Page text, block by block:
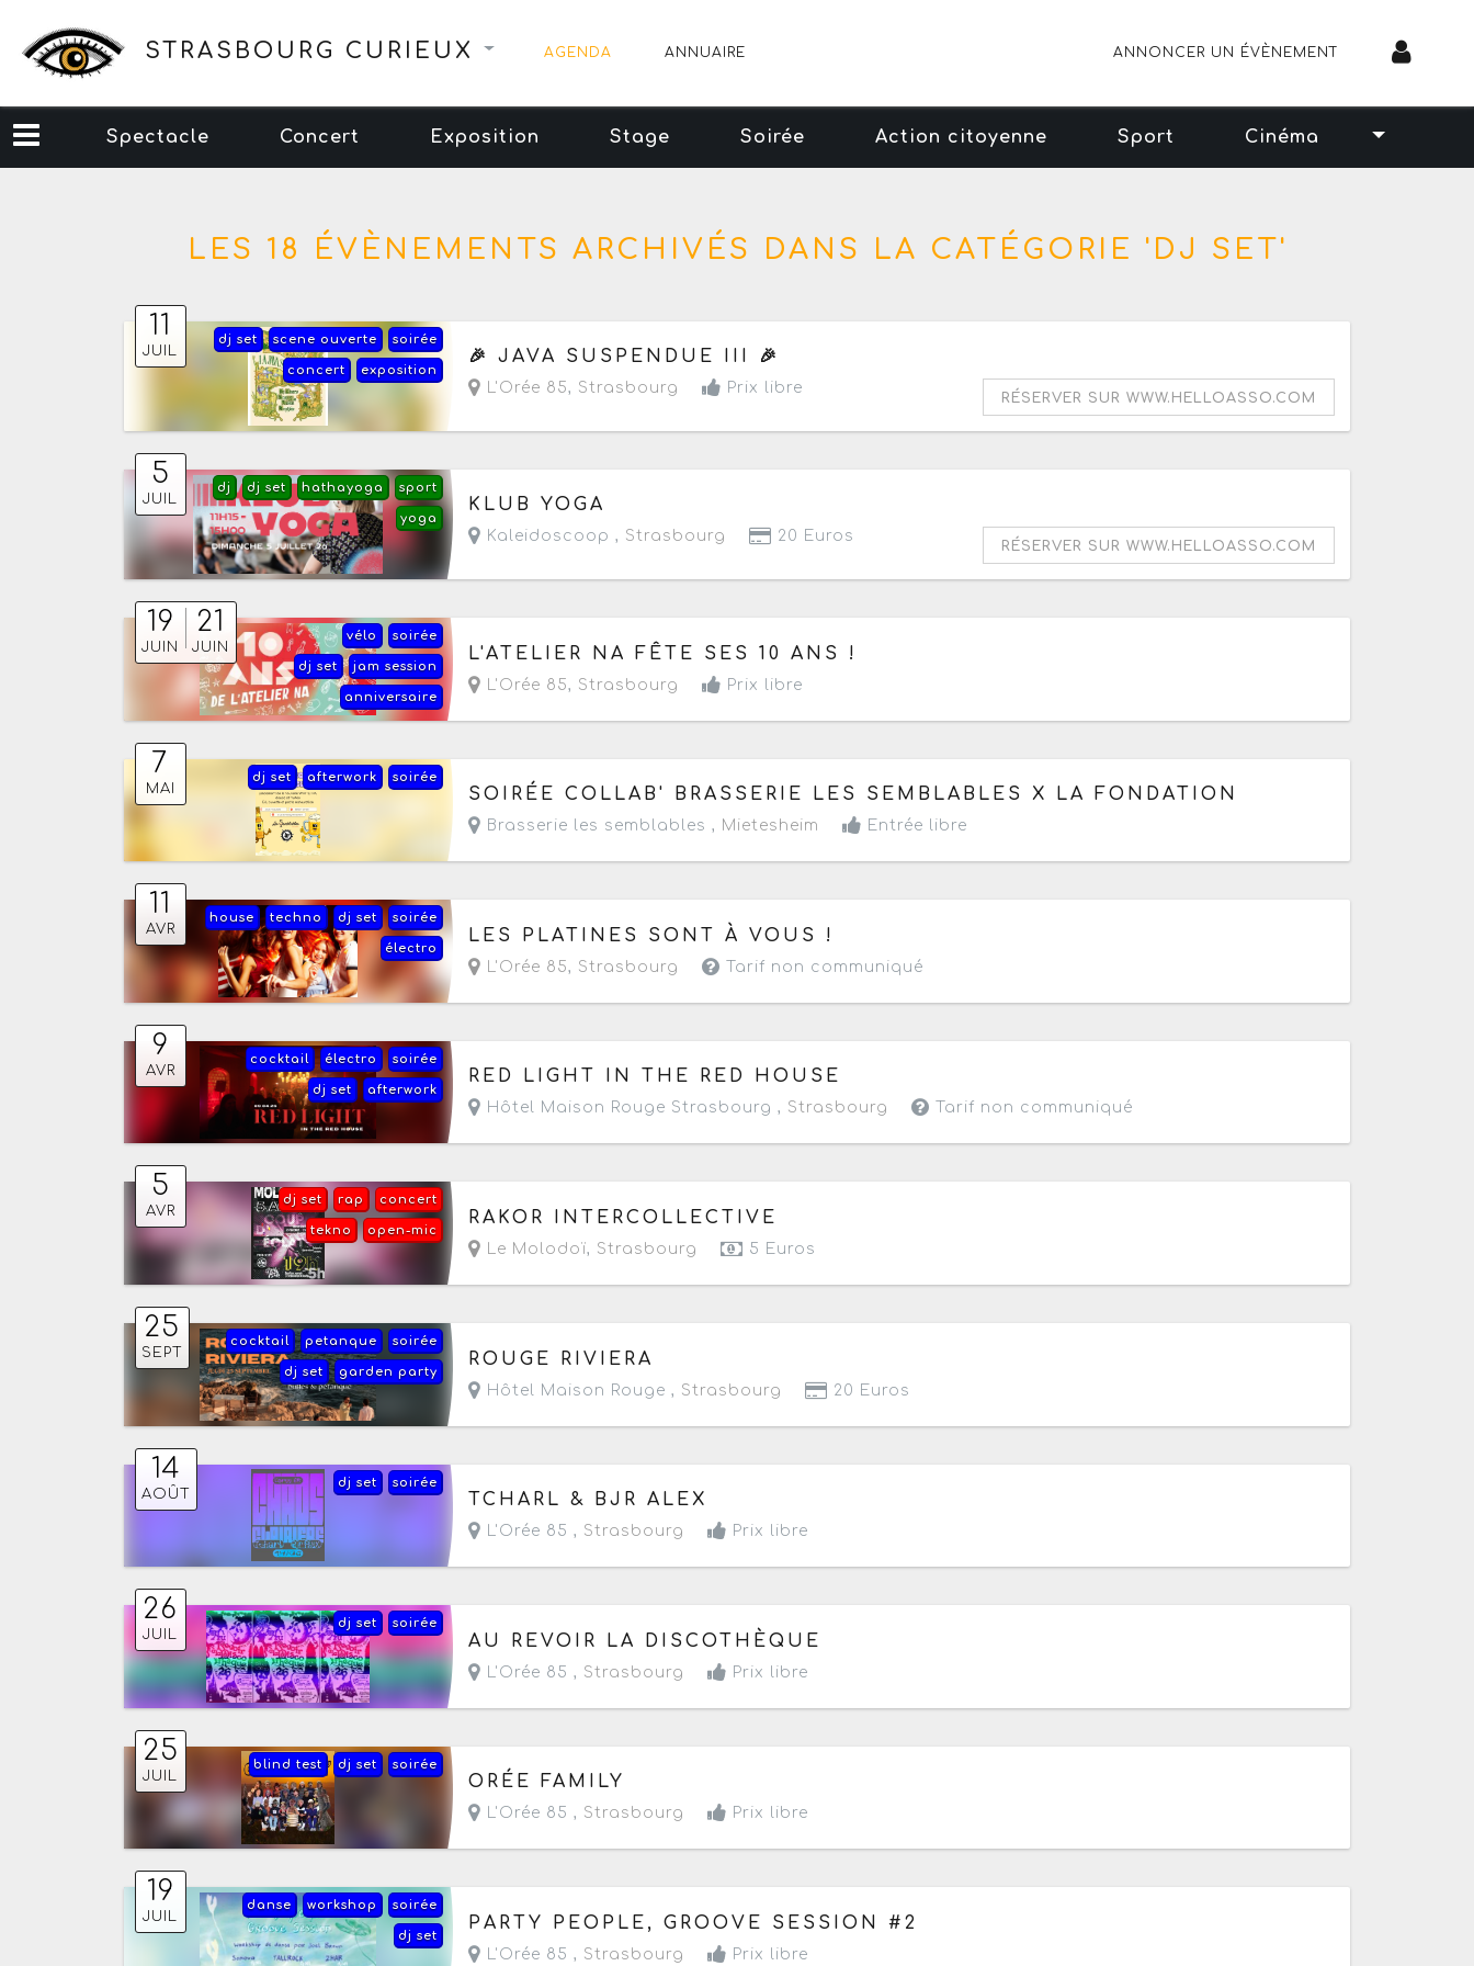
STRASBOURG CURIEUX AGENDA ANNUAIRE ANNONCER UN ÉVÈNEMENT
Spectacle Concert Exposition Stage Soirée Action citoyenne Sport Cinéma
LES 18 ÉVÈNEMENTS ARCHIVÉS DANS LA CATÉGORIE 'DJ SET'
11
JUIL
soirée
scene ouverte
dj set
exposition
concert
Le samedi 11 juillet 2026 de 15h à 01h
🎉 JAVA SUSPENDUE III 🎉
L'Orée 85, Strasbourg Prix libre
RÉSERVER SUR WWW.HELLOASSO.COM
5
JUIL
sport
hathayoga
dj set
dj
yoga
Le dimanche 5 juillet 2026
KLUB YOGA
Kaleidoscoop , Strasbourg 20 Euros
RÉSERVER SUR WWW.HELLOASSO.COM
19
JUIN
21
JUIN
soirée
vélo
jam session
dj set
anniversaire
Du vendredi 19 au dimanche 21 juin 2026 - Terminé de 16h à 01h30
L'ATELIER NA FÊTE SES 10 ANS !
L'Orée 85, Strasbourg Prix libre
7
MAI
soirée
afterwork
dj set
Le jeudi 7 mai 2026 de 18h à 21h
SOIRÉE COLLAB' BRASSERIE LES SEMBLABLES X LA FONDATION
Brasserie les semblables , Mietesheim Entrée libre
11
AVR
soirée
dj set
techno
house
électro
Le samedi 11 avril 2026 de 21h à 23h
LES PLATINES SONT À VOUS !
L'Orée 85, Strasbourg Tarif non communiqué
9
AVR
soirée
électro
cocktail
afterwork
dj set
Le jeudi 9 avril 2026 de 20h à 23h50
RED LIGHT IN THE RED HOUSE
Hôtel Maison Rouge Strasbourg , Strasbourg Tarif non communiqué
5
AVR
concert
rap
dj set
open-mic
tekno
Le dimanche 5 avril 2026 de 19h à 05h
RAKOR INTERCOLLECTIVE
Le Molodoï, Strasbourg 5 Euros
25
SEPT
soirée
petanque
cocktail
garden party
dj set
Le jeudi 25 septembre 2025
ROUGE RIVIERA
Hôtel Maison Rouge , Strasbourg 20 Euros
14
AOÛT
soirée
dj set
Le jeudi 14 août 2025 à partir de 21h
TCHARL & BJR ALEX
L'Orée 85 , Strasbourg Prix libre
26
JUIL
soirée
dj set
Le samedi 26 juillet 2025 de 15h30 à 23h30
AU REVOIR LA DISCOTHÈQUE
L'Orée 85 , Strasbourg Prix libre
25
JUIL
soirée
dj set
blind test
Le vendredi 25 juillet 2025
ORÉE FAMILY
L'Orée 85 , Strasbourg Prix libre
19
JUIL
soirée
workshop
danse
dj set
Le samedi 19 juillet 2025 à partir de 19h
PARTY PEOPLE, GROOVE SESSION #2
L'Orée 85 , Strasbourg Prix libre